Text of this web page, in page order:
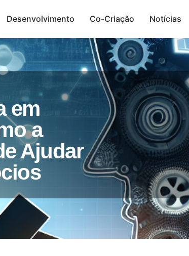
Presença Digital
Desenvolvimento Co-Criação Notícias
em
a
Ajudar